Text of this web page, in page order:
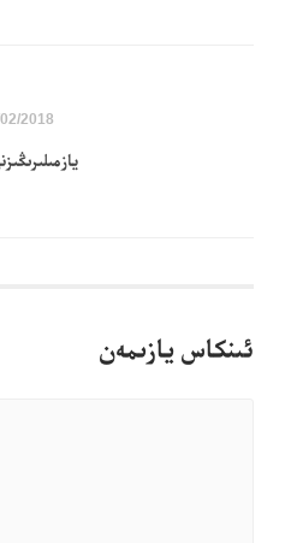
13/02/2018 7:38
ئىنكاس يازىمەن